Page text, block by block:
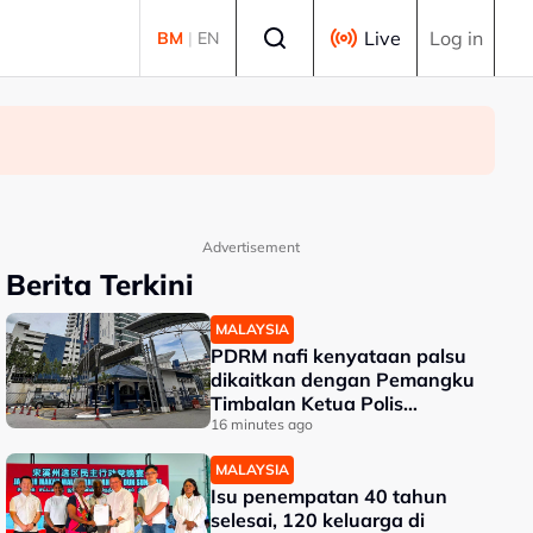
BM | EN Live Log in
Advertisement
Berita Terkini
MALAYSIA
PDRM nafi kenyataan palsu
dikaitkan dengan Pemangku
Timbalan Ketua Polis
Negara
16 minutes ago
MALAYSIA
Isu penempatan 40 tahun
selesai, 120 keluarga di